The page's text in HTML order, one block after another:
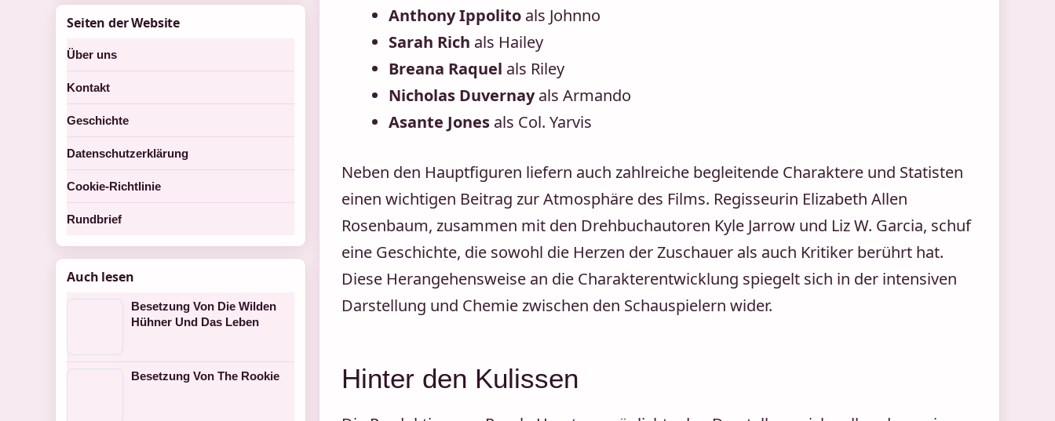
Anthony Ippolito als Johnno
Sarah Rich als Hailey
Breana Raquel als Riley
Nicholas Duvernayals Armando
Asante Jones als Col. Yarvis
Neben den Hauptfiguren liefern auch zahlreiche begleitende Charaktere und Statisten
einen wichtigen Beitrag zur Atmosphäre des Films. Regisseurin Elizabeth Allen
Rosenbaum, zusammen mit den Drehbuchautoren Kyle Jarrow und Liz W. Garcia, schuf
eine Geschichte, die sowohl die Herzen der Zuschauer als auch Kritiker berührt hat.
Diese Herangehensweise an die Charakterentwicklung spiegelt sich in der intensiven
Darstellung und Chemie zwischen den Schauspielern wider.
Hinter den Kulissen
Seiten der Website
Über uns
Kontakt
Geschichte
Datenschutzerklärung
Cookie-Richtlinie
Rundbrief
Auch lesen
Besetzung Von Die Wilden
Hühner Und Das Leben
Besetzung Von The Rookie